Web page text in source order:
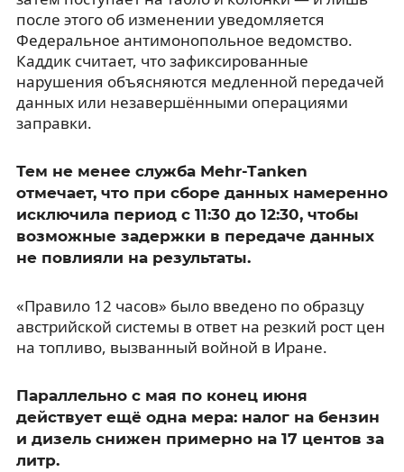
после этого об изменении уведомляется
Федеральное антимонопольное ведомство.
Каддик считает, что зафиксированные
нарушения объясняются медленной передачей
данных или незавершёнными операциями
заправки.
Тем не менее служба Mehr-Tanken
отмечает, что при сборе данных намеренно
исключила период с 11:30 до 12:30, чтобы
возможные задержки в передаче данных
не повлияли на результаты.
«Правило 12 часов» было введено по образцу
австрийской системы в ответ на резкий рост цен
на топливо, вызванный войной в Иране.
Параллельно с мая по конец июня
действует ещё одна мера: налог на бензин
и дизель снижен примерно на 17 центов за
литр.